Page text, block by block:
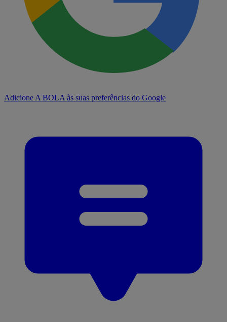
Adicione A BOLA às suas preferências do Google